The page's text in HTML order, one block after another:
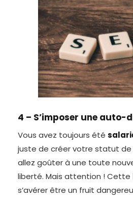
4 – S’imposer une auto-
Vous avez toujours été
juste de créer votre statut de
allez goûter à une toute
liberté. Mais attention ! Cette
s’avérer être un fruit